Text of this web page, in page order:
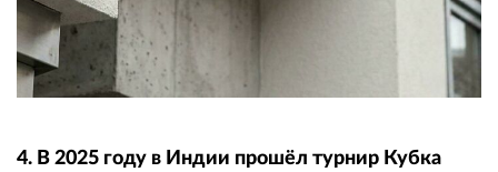
4. В 2025 году в Индии прошёл турнир Кубка